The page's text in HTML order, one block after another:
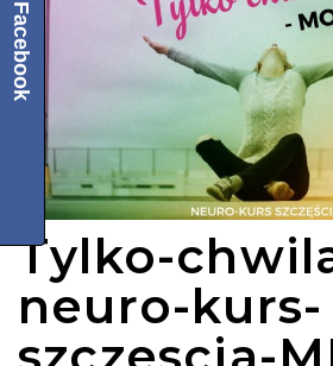
Tylko-
neuro-kurs-
Facebook